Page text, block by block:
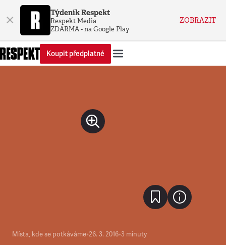
× Týdeník Respekt
Respekt Media
ZDARMA - na Google Play
ZOBRAZIT
Koupit předplatné
Místa, kde se potkáváme•26. 3. 2016•3 minuty